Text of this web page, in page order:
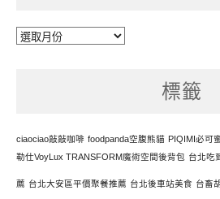
每
標籤
ciaociao敲敲咖啡 foodpanda空腹熊貓 PIQIMI必可
勒仕VoyLux TRANSFORM魔術空間後背包 台北吃
薦 台北大安區平價聚餐推薦 台北後車站美食 台畜